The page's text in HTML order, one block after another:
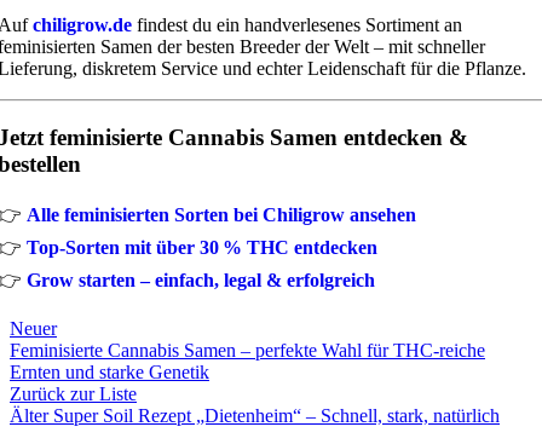
chiligrow.de findest du ein handverlesenes Sortiment an
Samen der besten Breeder der Welt – mit schneller
diskretem Service und echter Leidenschaft für die Pflanze.
feminisierte Cannabis Samen entdecken &
Alle feminisierten Sorten bei Chiligrow ansehen
Top-Sorten mit über 30 % THC entdecken
Grow starten – einfach, legal & erfolgreich
Neuer
Feminisierte Cannabis Samen – perfekte Wahl für THC-reiche
Ernten und starke Genetik
Zurück zur Liste
Älter Super Soil Rezept „Dietenheim“ – Schnell, stark, natürlich